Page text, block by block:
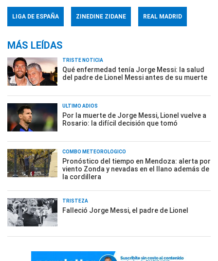
LIGA DE ESPAÑA ZINEDINE ZIDANE REAL MADRID
MÁS LEÍDAS
TRISTE NOTICIA
Qué enfermedad tenía Jorge Messi: la salud
del padre de Lionel Messi antes de su muerte
ÚLTIMO ADIÓS
Por la muerte de Jorge Messi, Lionel vuelve a
Rosario: la difícil decisión que tomó
COMBO METEOROLÓGICO
Pronóstico del tiempo en Mendoza: alerta por
viento Zonda y nevadas en el llano además de
la cordillera
TRISTEZA
Falleció Jorge Messi, el padre de Lionel